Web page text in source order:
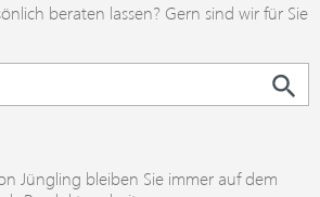
beraten lassen? Gern sind wir für Sie
Jüngling bleiben Sie immer auf dem